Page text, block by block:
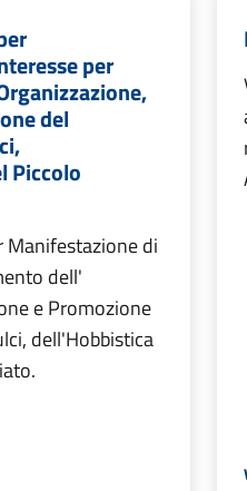
per
del
Piccolo
Manifestazione di
dell'
e Promozione
dell'Hobbistica